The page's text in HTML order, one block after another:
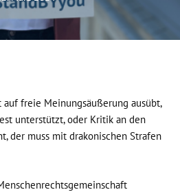
auf freie Meinungsäußerung ausübt,
unterstützt, oder Kritik an den
der muss mit drakonischen Strafen